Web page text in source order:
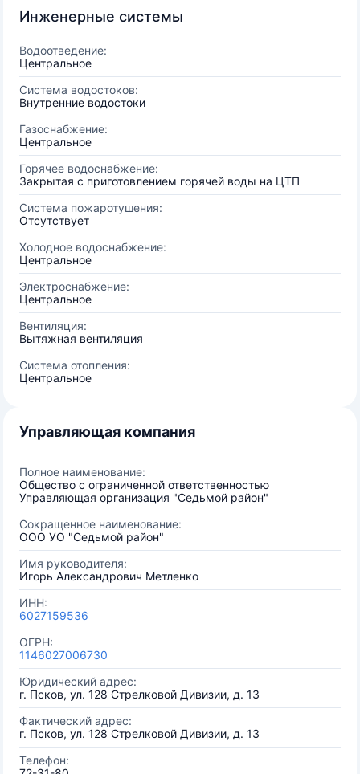
Инженерные системы
Водоотведение:
Центральное
Система водостоков:
Внутренние водостоки
Газоснабжение:
Центральное
Горячее водоснабжение:
Закрытая с приготовлением горячей воды на ЦТП
Система пожаротушения:
Отсутствует
Холодное водоснабжение:
Центральное
Электроснабжение:
Центральное
Вентиляция:
Вытяжная вентиляция
Система отопления:
Центральное
Управляющая компания
Полное наименование:
Общество с ограниченной ответственностью
Управляющая организация "Седьмой район"
Сокращенное наименование:
ООО УО "Седьмой район"
Имя руководителя:
Игорь Александрович Метленко
ИНН:
6027159536
ОГРН:
1146027006730
Юридический адрес:
г. Псков, ул. 128 Стрелковой Дивизии, д. 13
Фактический адрес:
г. Псков, ул. 128 Стрелковой Дивизии, д. 13
Телефон: